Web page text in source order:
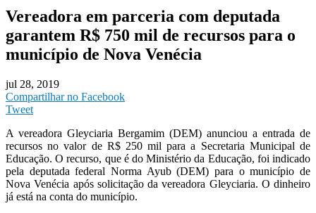
Vereadora em parceria com deputada
garantem R$ 750 mil de recursos para o
município de Nova Venécia
jul 28, 2019
Compartilhar no Facebook
Tweet
A vereadora Gleyciaria Bergamim (DEM) anunciou a entrada de
recursos no valor de R$ 250 mil para a Secretaria Municipal de
Educação. O recurso, que é do Ministério da Educação, foi indicado
pela deputada federal Norma Ayub (DEM) para o município de
Nova Venécia após solicitação da vereadora Gleyciaria. O dinheiro
já está na conta do município.